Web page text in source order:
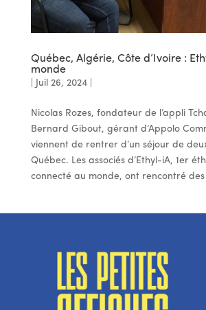
Québec, Algérie, Côte d’Ivoire :
monde
Juil 26, 2024|
Nicolas Rozes, fondateur de l’appli
Bernard Gibout, gérant d’Appolo
viennent de rentrer d’un séjour de
Québec. Les associés d’Ethyl-iA, 1er
connecté au monde, ont rencontré